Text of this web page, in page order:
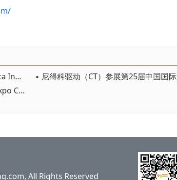
▪ 尼得科精密检测技术将参展electronica India 2025
▪ 尼得科精密检测科技将参展Testing Expo China—Automotive 2025
All Rights Reserved